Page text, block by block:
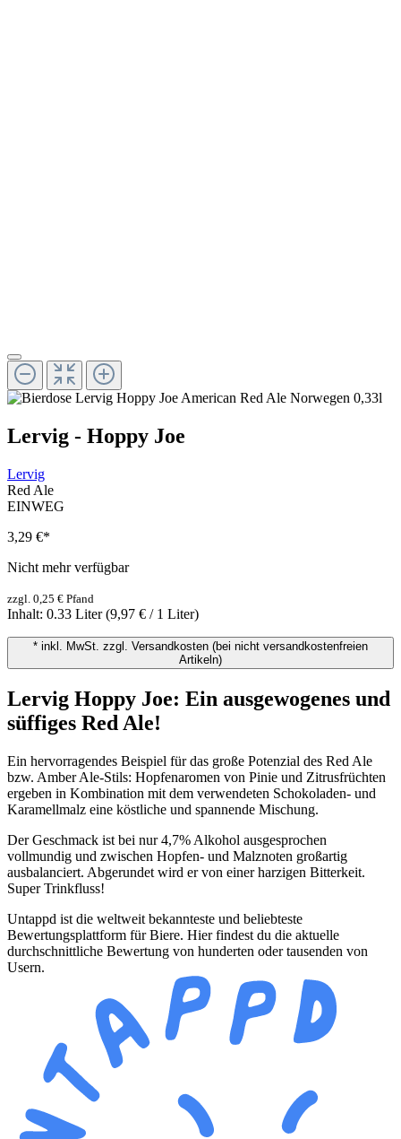
Lervig - Hoppy Joe
Lervig
Red Ale
EINWEG
3,29 €*
Nicht mehr verfügbar
zzgl. 0,25 € Pfand
Inhalt: 0.33 Liter(9,97 € / 1 Liter)
* inkl. MwSt. zzgl. Versandkosten (bei nicht versandkostenfreien
Artikeln)
Lervig Hoppy Joe: Ein ausgewogenes und
süffiges Red Ale!
Ein hervorragendes Beispiel für das große Potenzial des Red Ale
bzw. Amber Ale-Stils: Hopfenaromen von Pinie und Zitrusfrüchten
ergeben in Kombination mit dem verwendeten Schokoladen- und
Karamellmalz eine köstliche und spannende Mischung.
Der Geschmack ist bei nur 4,7% Alkohol ausgesprochen
vollmundig und zwischen Hopfen- und Malznoten großartig
ausbalanciert. Abgerundet wird er von einer harzigen Bitterkeit.
Super Trinkfluss!
Untappd ist die weltweit bekannteste und beliebteste
Bewertungsplattform für Biere. Hier findest du die aktuelle
durchschnittliche Bewertung von hunderten oder tausenden von
Usern.